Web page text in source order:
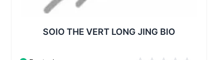
SOIO THE VERT LONG JING BIO